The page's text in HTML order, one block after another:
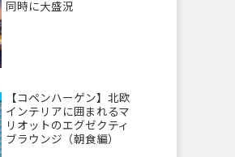
同時に大盛況
【コペンハーゲン】北欧
インテリアに囲まれるマ
リオットのエグゼクティ
ブラウンジ（朝食編）